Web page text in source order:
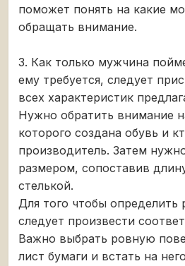
поможет понять на какие
обращать внимание.
3. Как только мужчина
ему требуется, следует
всех характеристик
Нужно обратить внимание
которого создана обувь и
производитель. Затем
размером, сопоставив
стелькой.
Для того чтобы определить
следует произвести
Важно выбрать ровную
лист бумаги и встать на